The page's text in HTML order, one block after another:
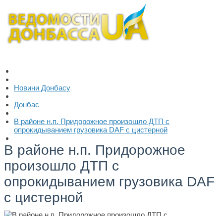
Новини Донбасу
Донбас
В районе н.п. Придорожное произошло ДТП с
опрокидыванием грузовика DAF с цистерной
В районе н.п. Придорожное
произошло ДТП с
опрокидыванием грузовика DAF
с цистерной